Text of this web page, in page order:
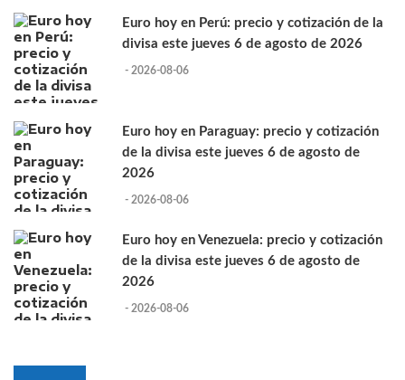
Euro hoy en Perú: precio y cotización de la
divisa este jueves 6 de agosto de 2026
- 2026-08-06
Euro hoy en Paraguay: precio y cotización
de la divisa este jueves 6 de agosto de
2026
- 2026-08-06
Euro hoy en Venezuela: precio y cotización
de la divisa este jueves 6 de agosto de
2026
- 2026-08-06